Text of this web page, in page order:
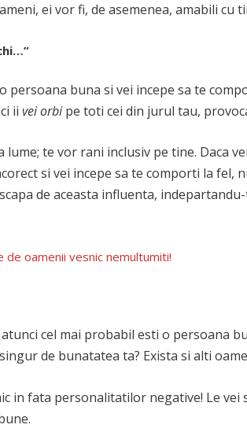
ei vor fi, de asemenea, amabili cu
persoana buna si vei incepe sa te
iivei orbipe toti cei din jurul tau,
lume; te vor rani inclusiv pe tine. Daca
si vei incepe sa te comporti la fel,
de aceasta influenta,
de oamenii vesnic nemultumiti!
cel mai probabil esti o persoana
de bunatatea ta? Exista si alti
in fata personalitatilor negative! Le